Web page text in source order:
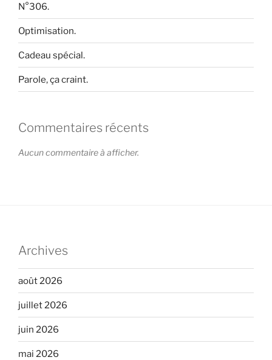
N°306.
Optimisation.
Cadeau spécial.
Parole, ça craint.
Commentaires récents
Aucun commentaire à afficher.
Archives
août 2026
juillet 2026
juin 2026
mai 2026